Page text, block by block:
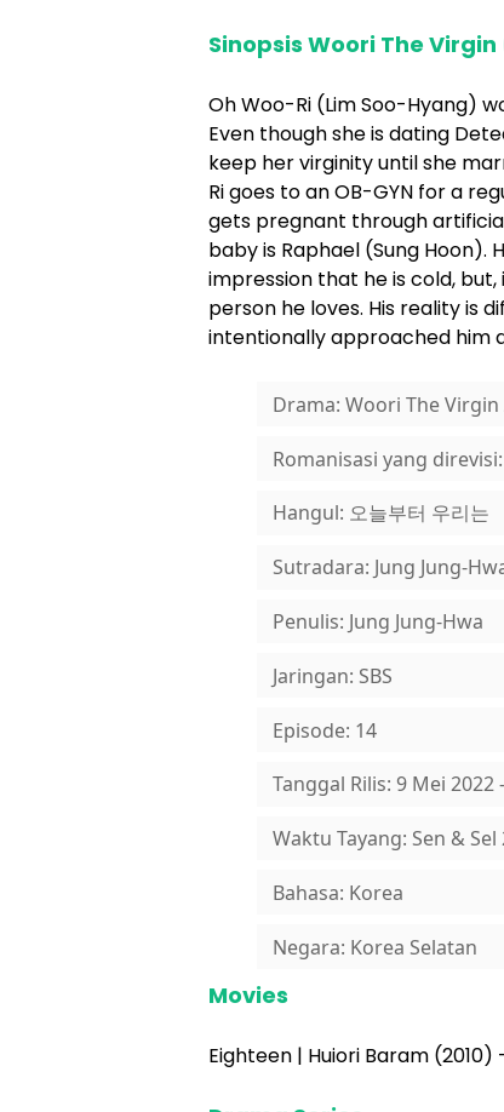
Sinopsis Woori The
Oh Woo-Ri (Lim Soo-Hyang)
Even though she is dating
keep her virginity until she
Ri goes to an OB-GYN for a
gets pregnant through
baby is Raphael (Sung Hoon).
impression that he is cold,
person he loves. His reality is
intentionally approached him
Drama: Woori The
Romanisasi yang
Hangul: 오늘부터 우리는
Sutradara: Jung Jung-
Penulis: Jung Jung-Hwa
Jaringan: SBS
Episode: 14
Tanggal Rilis: 9 Mei 2022
Waktu Tayang: Sen & Sel
Bahasa: Korea
Negara: Korea Selatan
Movies
Eighteen | Huiori Baram